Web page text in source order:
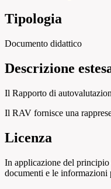
Tipologia
Documento didattico
Descrizione
Il Rapporto di
Il RAV fornisce una
Licenza
In applicazione del
documenti e le